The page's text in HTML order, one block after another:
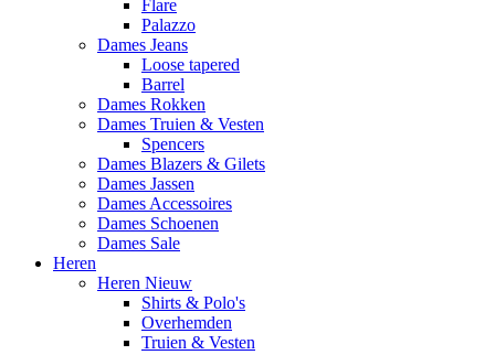
Flare
Palazzo
Dames Jeans
Loose tapered
Barrel
Dames Rokken
Dames Truien & Vesten
Spencers
Dames Blazers & Gilets
Dames Jassen
Dames Accessoires
Dames Schoenen
Dames Sale
Heren
Heren Nieuw
Shirts & Polo's
Overhemden
Truien & Vesten